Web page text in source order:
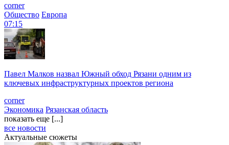
corner
Общество Европа
07:15
Павел Малков назвал Южный обход Рязани одним из
ключевых инфраструктурных проектов региона
corner
Экономика Рязанская область
показать еще [...]
все новости
Актуальные сюжеты